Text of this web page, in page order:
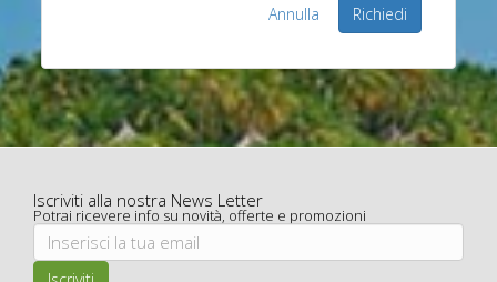
Annulla
Richiedi
Iscriviti alla nostra News Letter
Potrai ricevere info su novità, offerte e promozioni